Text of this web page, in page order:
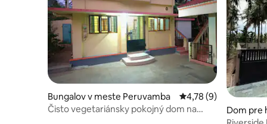
Bungalov v meste Peruvamba Priemerné
4,78 (9)
Čisto vegetariánsky pokojný dom na
Dom pre
edu